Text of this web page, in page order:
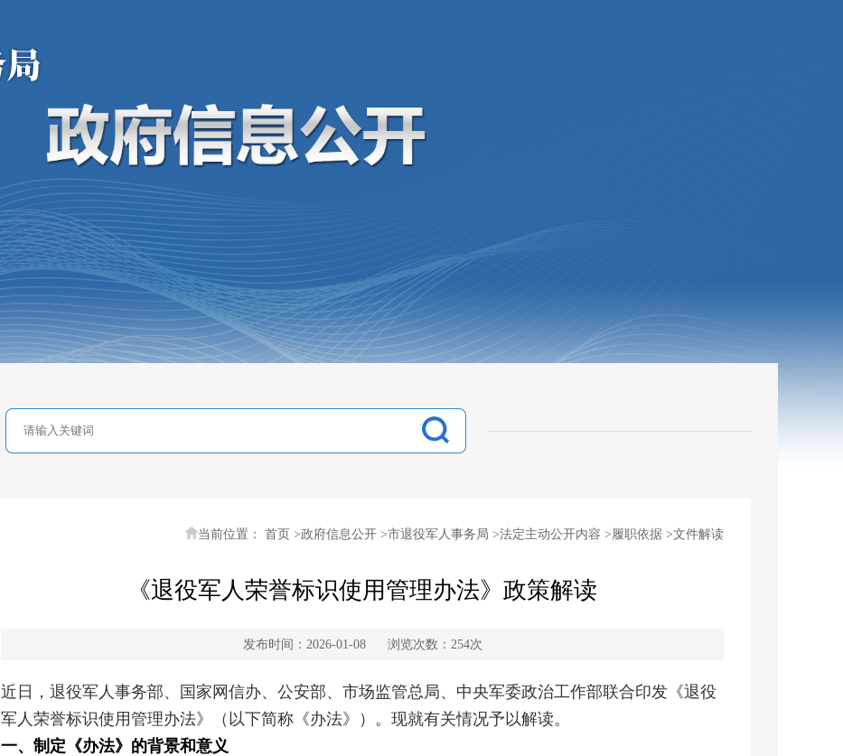
当前位置： 首页 >政府信息公开 >市退役军人事务局 >法定主动公开内容 >履职依据 >文件解读
《退役军人荣誉标识使用管理办法》政策解读
发布时间：2026-01-08 浏览次数： 254次
近日，退役军人事务部、国家网信办、公安部、市场监管总局、中央军委政治工作部联合印发《退役
军人荣誉标识使用管理办法》（以下简称《办法》）。现就有关情况予以解读。
一、制定《办法》的背景和意义